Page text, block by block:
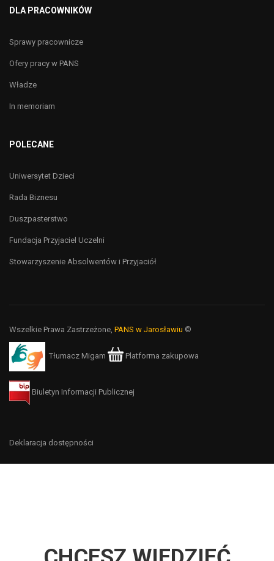
DLA PRACOWNIKÓW
Sprawy pracownicze
Ofery pracy w PANS
Władze
In memoriam
POLECANE
Uniwersytet Dzieci
Rada Biznesu
Duszpasterstwo
Fundacja Przyjaciel Uczelni
Stowarzyszenie Absolwentów i Przyjaciół
Wszelkie Prawa Zastrzeżone, PANS w Jarosławiu ©
Tłumacz Migam Platforma zakupowa
Biuletyn Informacji Publicznej
Deklaracja dostępności